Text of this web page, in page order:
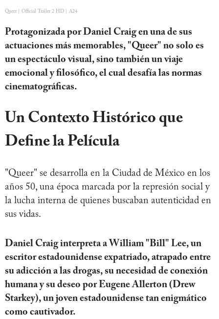
Queer | Official Trailer 2 HD | A24
Protagonizada por Daniel Craig en una de sus
actuaciones más memorables, "Queer" no solo es
un espectáculo visual, sino también un viaje
emocional y filosófico, el cual desafía las normas
cinematográficas.
Un Contexto Histórico que
Define la Película
"Queer" se desarrolla en la Ciudad de México en los
años 50, una época marcada por la represión social y
la lucha interna de quienes buscaban autenticidad en
sus vidas.
Daniel Craig interpreta a William "Bill" Lee, un
escritor estadounidense expatriado, atrapado entre
su adicción a las drogas, su necesidad de conexión
humana y su deseo por Eugene Allerton (Drew
Starkey), un joven estadounidense tan enigmático
como cautivador.